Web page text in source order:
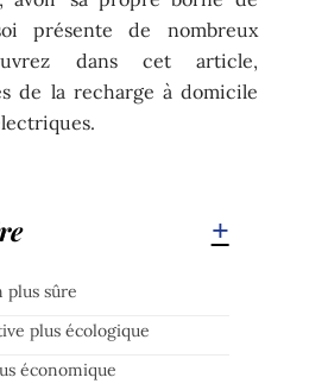
présente de nombreux
dans cet article,
de la recharge à domicile
plus sûre
plus écologique
économique